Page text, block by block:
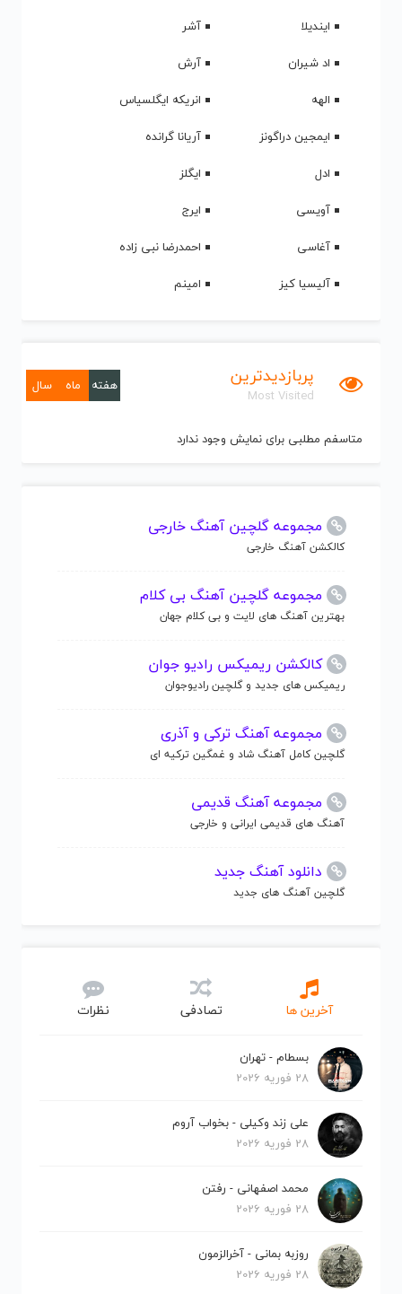
ایندیلا
آشر
اد شیران
آرش
الهه
انریکه ایگلسیاس
ایمجین دراگونز
آریانا گرانده
ادل
ایگلز
آویسی
ایرج
آغاسی
احمدرضا نبی زاده
آلیسیا کیز
امینم
پربازدیدترین
Most Visited
هفته ماه سال
متاسفم مطلبی برای نمایش وجود ندارد
مجموعه گلچین آهنگ خارجی
کالکشن آهنگ خارجی
مجموعه گلچین آهنگ بی کلام
بهترین آهنگ های لایت و بی کلام جهان
کالکشن ریمیکس رادیو جوان
ریمیکس های جدید و گلچین رادیوجوان
مجموعه آهنگ ترکی و آذری
گلچین کامل آهنگ شاد و غمگین ترکیه ای
مجموعه آهنگ قدیمی
آهنگ های قدیمی ایرانی و خارجی
دانلود آهنگ جدید
گلچین آهنگ های جدید
آخرین ها تصادفی نظرات
بسطام - تهران
28 فوریه 2026
علی زند وکیلی - بخواب آروم
28 فوریه 2026
محمد اصفهانی - رفتن
28 فوریه 2026
روزبه بمانی - آخرالزمون
28 فوریه 2026